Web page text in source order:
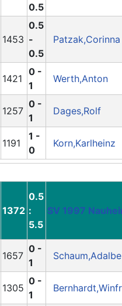
0.5
1453
0.5
-
0.5
Patzak,Corinna
1421
0 -
1
Werth,Anton
1257
0 -
1
Dages,Rolf
1191
1 -
0
Korn,Karlheinz
1372
0.5
:
5.5
SV 1997
1657
0 -
1
1305
0 -
1